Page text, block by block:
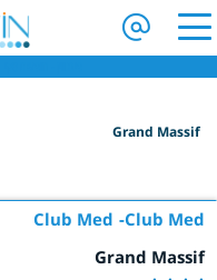
הקלידו שם מדינה ובחרו יעד
בחרו תאריך
Grand Massif
Club Med
Grand Massif
Club Med